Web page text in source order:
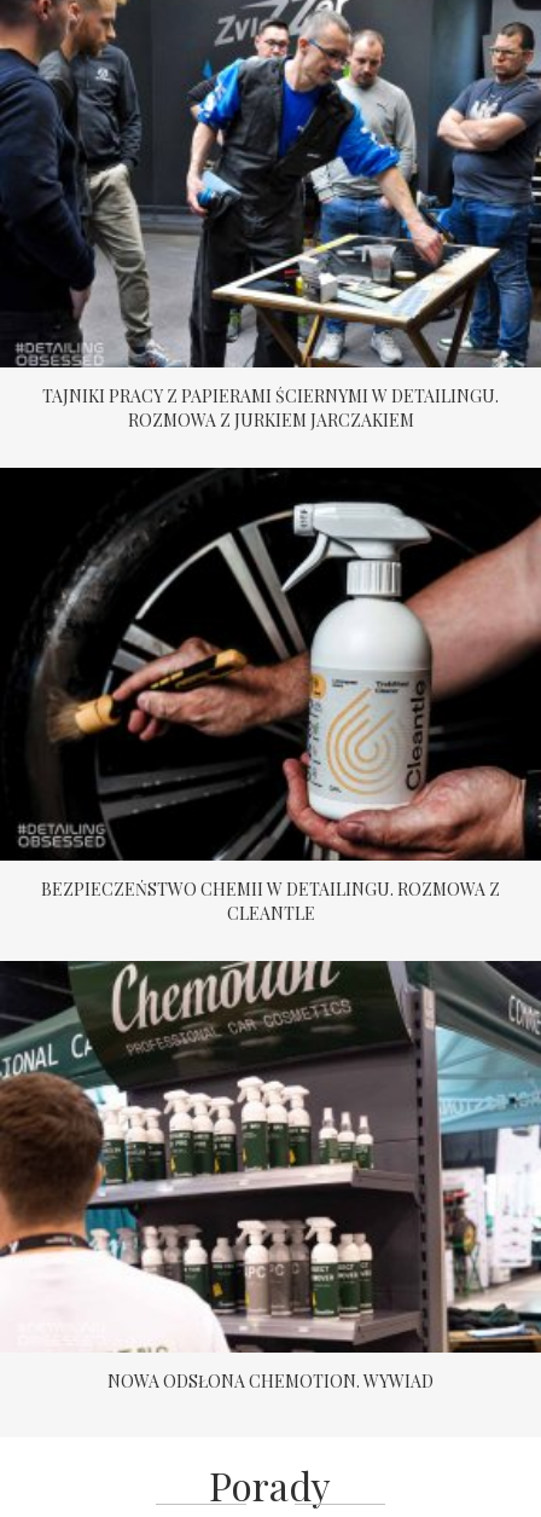
TAJNIKI PRACY Z PAPIERAMI ŚCIERNYMI W DETAILINGU.
ROZMOWA Z JURKIEM JARCZAKIEM
BEZPIECZEŃSTWO CHEMII W DETAILINGU. ROZMOWA Z
CLEANTLE
NOWA ODSŁONA CHEMOTION. WYWIAD
Porady